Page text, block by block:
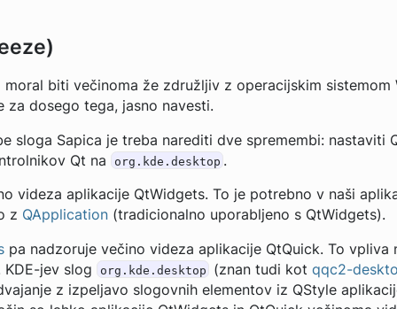
biti večinoma že združljiv z operacijskim sistemom
za dosego tega, jasno navesti.
sloga Sapica je treba narediti dve spremembi: nastaviti
Qt na
org.kde.desktop .
videza aplikacije QtWidgets. To je potrebno v naši
z QApplication (tradicionalno uporabljeno s QtWidgets).
pa nadzoruje večino videza aplikacije QtQuick. To vpliva
jev slog
org.kde.desktop (znan tudi kotqqc2-
z izpeljavo slogovnih elementov iz QStyle